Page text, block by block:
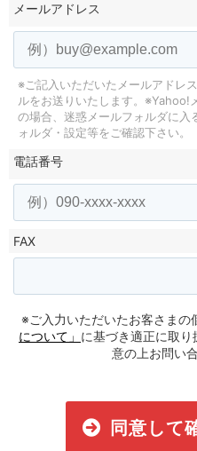
メールアドレス
※ご記入いただいたメールアドレ
ルをお送りいたします。 ※Yahoo!
の場合、迷惑メールフォルダに入
ォルダ・設定等をご確認下さい。
電話番号
FAX
※ご入力いただいたお客さまの
について」 に基づき適正に取
意の上お問い
同意して